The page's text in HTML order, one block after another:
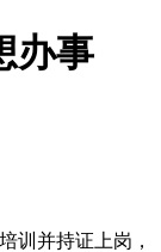
办事
并持证上岗，